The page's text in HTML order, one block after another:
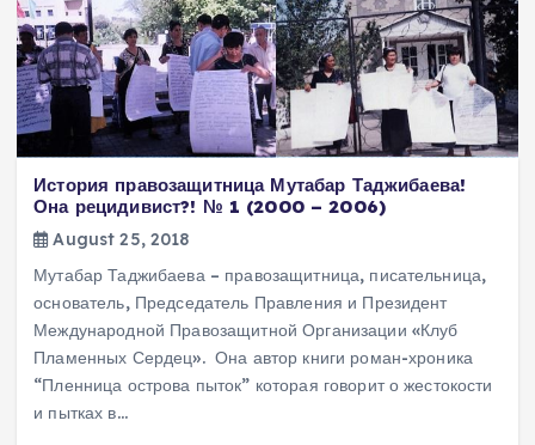
История правозащитница Мутабар Таджибаева!
Она рецидивист?! № 1 (2000 – 2006)
August 25, 2018
Мутабар Таджибаева – правозащитница, писательница,
основатель, Председатель Правления и Президент
Международной Правозащитной Организации «Клуб
Пламенных Сердец». Она автор книги роман-хроника
“Пленница острова пыток” которая говорит о жестокости
и пытках в…